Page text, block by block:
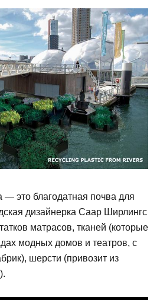
— это благодатная почва для
дизайнерка Саар Ширлингс
матрасов, тканей (которые
модных домов и театров, с
шерсти (привозит из